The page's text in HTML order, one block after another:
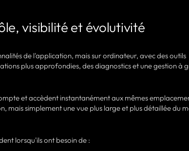
visibilité et évolutivité
de l'application, mais sur ordinateur, avec des outils
plus approfondies, des diagnostics et une gestion à
et accèdent instantanément aux mêmes
mais simplement une vue plus large et plus détaillée du
lorsqu'ils ont besoin de :